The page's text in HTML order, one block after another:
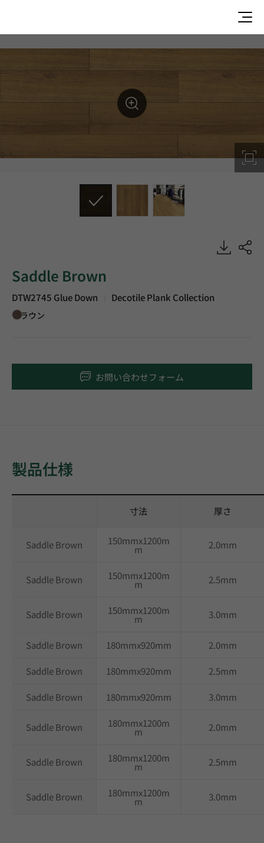
Saddle Brown, Decotile Plank, Luxury Vinyl Tile, HFLOR
Saddle Brown
DTW2745 Glue Down Decotile Plank Collection
ブラウン
お問い合わせフォーム
製品仕様
寸法 厚さ
Saddle Brown 150mmx1200m
m 2.0mm
Saddle Brown 150mmx1200m
m 2.5mm
Saddle Brown 150mmx1200m
m 3.0mm
Saddle Brown 180mmx920mm 2.0mm
Saddle Brown 180mmx920mm 2.5mm
Saddle Brown 180mmx920mm 3.0mm
Saddle Brown 180mmx1200m
m 2.0mm
Saddle Brown 180mmx1200m
m 2.5mm
Saddle Brown 180mmx1200m
m 3.0mm